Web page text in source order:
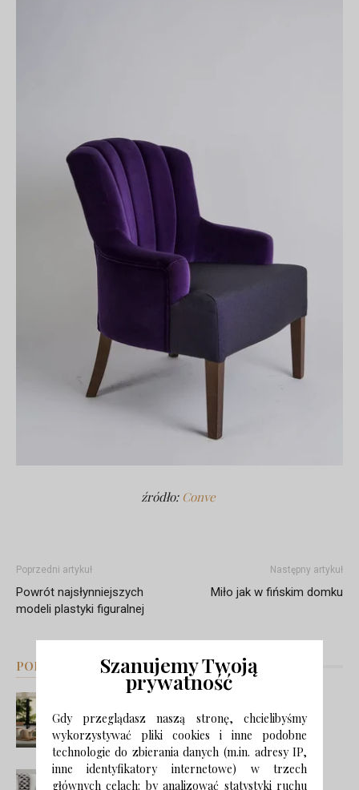
źródło: Conve
Poprzedni artykuł
Powrót najsłynniejszych
modeli plastyki figuralnej
Następny artykuł
Miło jak w fińskim domku
PODOBNE ARTYKUŁY WIĘCEJ OD AUTORA
trendy w projektowaniu kuchni
Stylowy i praktyczny – stoliczek
Szanujemy Twoją
prywatność
Gdy przeglądasz naszą stronę, chcielibyśmy
wykorzystywać pliki cookies i inne podobne
technologie do zbierania danych (m.in. adresy IP,
inne identyfikatory internetowe) w trzech
głównych celach: by analizować statystyki ruchu